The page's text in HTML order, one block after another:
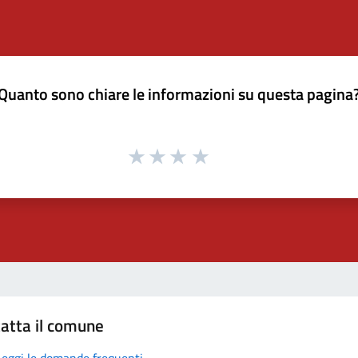
sono chiare le informazioni su questa
il comune